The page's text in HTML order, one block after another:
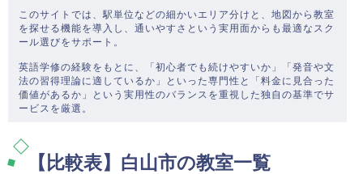
このサイトでは、駅単位などの細かいエリア分けと、地図から教室
を探せる機能を導入し、通いやすさという実用面からも最適なスク
ール選びをサポート。
英語学修の経験をもとに、「初心者でも続けやすいか」「発音や文
法の習得理論に適しているか」といった専門性と「料金に見合った
価値があるか」という実用性のバランスを重視した独自の基準でサ
ービスを厳選。
【比較表】白山市の教室一覧